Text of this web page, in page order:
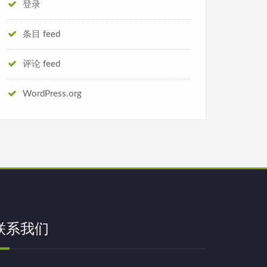
登录
条目 feed
评论 feed
WordPress.org
系我们